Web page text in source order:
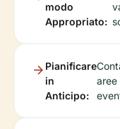
modo
Appropriato:
Pianificare
in
Anticipo:
aree